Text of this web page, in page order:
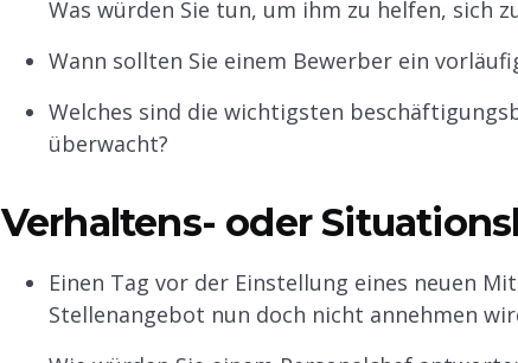
Was würden Sie tun, um ihm zu helfen, sich
Wann sollten Sie einem Bewerber ein
Welches sind die wichtigsten
überwacht?
Verhaltens- oder
Einen Tag vor der Einstellung eines neuen
Stellenangebot nun doch nicht annehmen